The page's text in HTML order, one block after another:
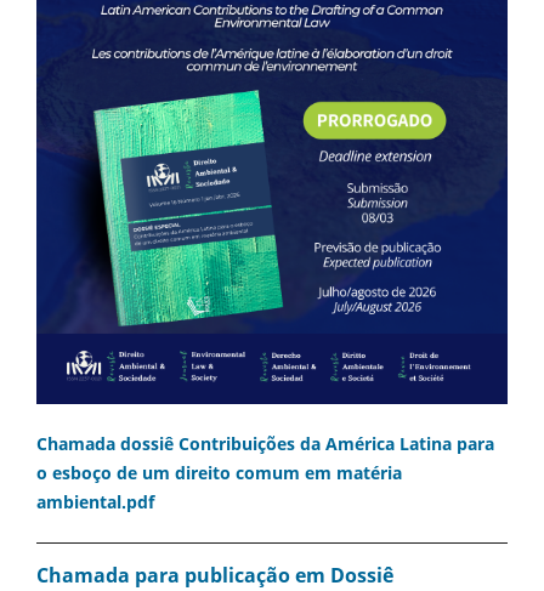
Chamada dossiê Contribuições da América Latina para
o esboço de um direito comum em matéria
ambiental.pdf
Chamada para publicação em Dossiê